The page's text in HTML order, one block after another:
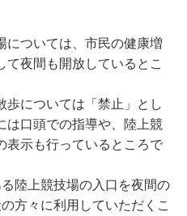
については、市民の健康増
て夜間も開放しているとこ
歩については「禁止」とし
は口頭での指導や、陸上競
表示も行っているところで
陸上競技場の入口を夜間の
方々に利用していただくこ